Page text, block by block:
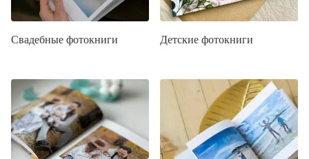
Свадебные фотокниги Детские фотокниги